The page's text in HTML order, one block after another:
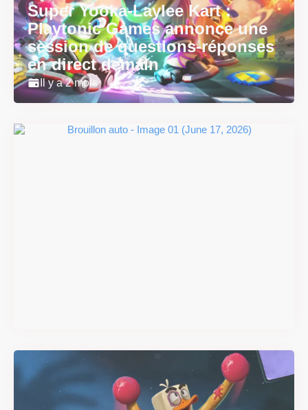
Super Yooka-Laylee Kart :
Playtonic Games annonce une
session de questions-réponses
en direct demain
Il y a 2 mois